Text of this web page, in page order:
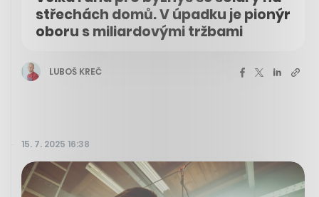
střechách domů. V úpadku je pionýr
oboru s miliardovými tržbami
LUBOŠ KREČ
15. 7. 2025 16:38